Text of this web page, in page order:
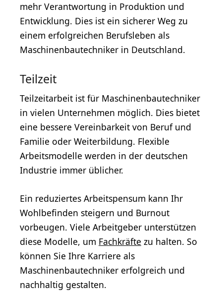
mehr Verantwortung in Produktion und
Entwicklung. Dies ist ein sicherer Weg zu
einem erfolgreichen Berufsleben als
Maschinenbautechniker in Deutschland.
Teilzeit
Teilzeitarbeit ist für Maschinenbautechniker
in vielen Unternehmen möglich. Dies bietet
eine bessere Vereinbarkeit von Beruf und
Familie oder Weiterbildung. Flexible
Arbeitsmodelle werden in der deutschen
Industrie immer üblicher.
Ein reduziertes Arbeitspensum kann Ihr
Wohlbefinden steigern und Burnout
vorbeugen. Viele Arbeitgeber unterstützen
diese Modelle, um Fachkräfte zu halten. So
können Sie Ihre Karriere als
Maschinenbautechniker erfolgreich und
nachhaltig gestalten.